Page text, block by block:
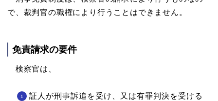
で、裁判官の職権により行うことはできません。
免責請求の要件
検察官は、
証人が刑事訴追を受け、又は有罪判決を受ける